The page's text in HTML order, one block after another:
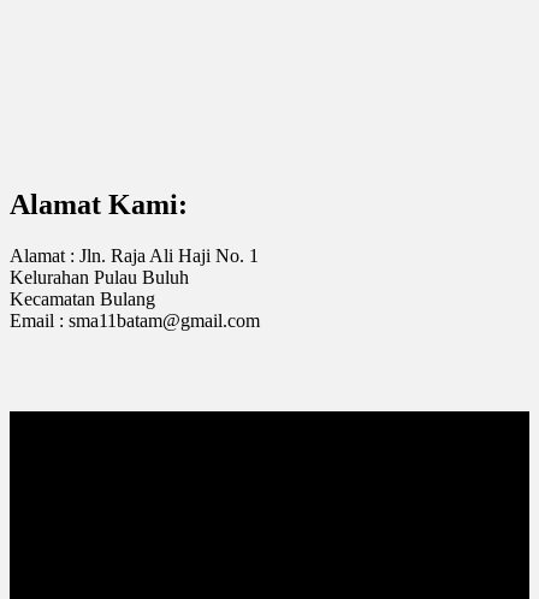
Alamat Kami:
Alamat : Jln. Raja Ali Haji No. 1
Kelurahan Pulau Buluh
Kecamatan Bulang
Email : sma11batam@gmail.com